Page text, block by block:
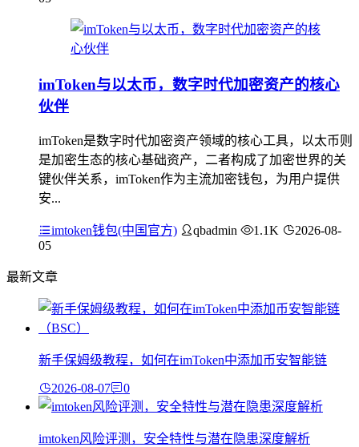
imToken与以太币，数字时代加密资产的核心
伙伴
imToken是数字时代加密资产领域的核心工具，以太币则
是加密生态的核心基础资产，二者构成了加密世界的关
键伙伴关系，imToken作为主流加密钱包，为用户提供
安...
imtoken钱包(中国官方) qbadmin 1.1K
2026-08-
05
最新文章
新手保姆级教程，如何在imToken中添加币安智能链
2026-08-07 0
imtoken风险评测，安全特性与潜在隐患深度解析